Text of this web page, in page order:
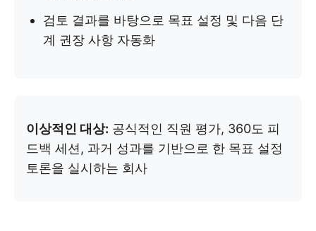
검토 결과를 바탕으로 목표 설정 및 다음 단
계 권장 사항 자동화
이상적인 대상: 공식적인 직원 평가, 360도 피
드백 세션, 과거 성과를 기반으로 한 목표 설정
토론을 실시하는 회사